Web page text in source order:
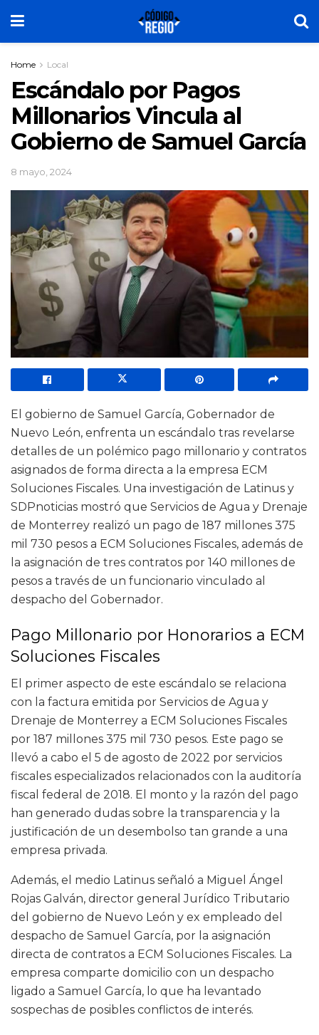
Home Local
Escándalo por Pagos
Millonarios Vincula al
Gobierno de Samuel García
8 mayo, 2024
El gobierno de Samuel García, Gobernador de
Nuevo León, enfrenta un escándalo tras revelarse
detalles de un polémico pago millonario y contratos
asignados de forma directa a la empresa ECM
Soluciones Fiscales. Una investigación de Latinus y
SDPnoticias mostró que Servicios de Agua y Drenaje
de Monterrey realizó un pago de 187 millones 375
mil 730 pesos a ECM Soluciones Fiscales, además de
la asignación de tres contratos por 140 millones de
pesos a través de un funcionario vinculado al
despacho del Gobernador.
Pago Millonario por Honorarios a ECM
Soluciones Fiscales
El primer aspecto de este escándalo se relaciona
con la factura emitida por Servicios de Agua y
Drenaje de Monterrey a ECM Soluciones Fiscales
por 187 millones 375 mil 730 pesos. Este pago se
llevó a cabo el 5 de agosto de 2022 por servicios
fiscales especializados relacionados con la auditoría
fiscal federal de 2018. El monto y la razón del pago
han generado dudas sobre la transparencia y la
justificación de un desembolso tan grande a una
empresa privada.
Además, el medio Latinus señaló a Miguel Ángel
Rojas Galván, director general Jurídico Tributario
del gobierno de Nuevo León y ex empleado del
despacho de Samuel García, por la asignación
directa de contratos a ECM Soluciones Fiscales. La
empresa comparte domicilio con un despacho
ligado a Samuel García, lo que ha levantado
sospechas de posibles conflictos de interés.